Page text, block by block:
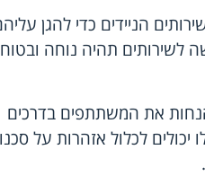
הניידים כדי להגן
לשירותים תהיה נוחה
את המשתתפים בדרכים
לכלול אזהרות על